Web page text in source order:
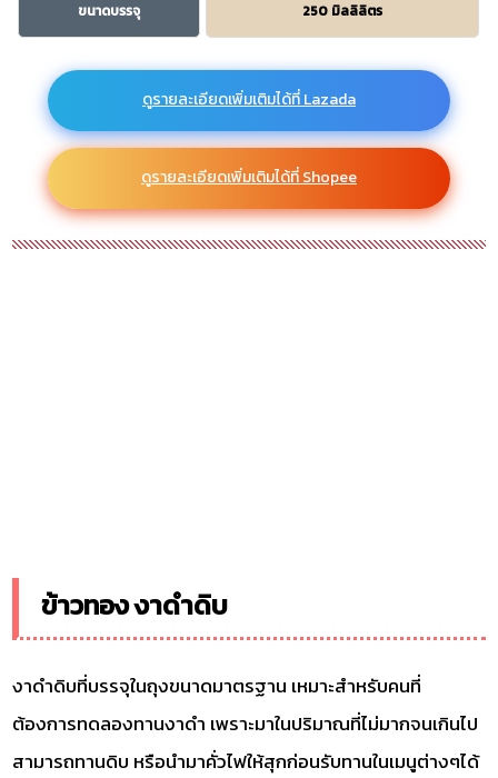
ขนาดบรรจุ 250 มิลลิลิตร
ดูรายละเอียดเพิ่มเติมได้ที่ Lazada
ดูรายละเอียดเพิ่มเติมได้ที่ Shopee
ข้าวทอง งาดำดิบ
งาดำดิบที่บรรจุในถุงขนาดมาตรฐาน เหมาะสำหรับคนที่
ต้องการทดลองทานงาดำ เพราะมาในปริมาณที่ไม่มากจนเกินไป
สามารถทานดิบ หรือนำมาคั่วไฟให้สุกก่อนรับทานในเมนูต่างๆได้